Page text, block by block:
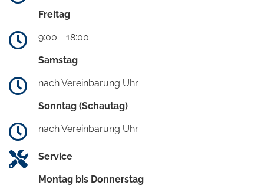
Freitag
9:00 - 18:00
Samstag
nach Vereinbarung Uhr
Sonntag (Schautag)
nach Vereinbarung Uhr
Service
Montag bis Donnerstag